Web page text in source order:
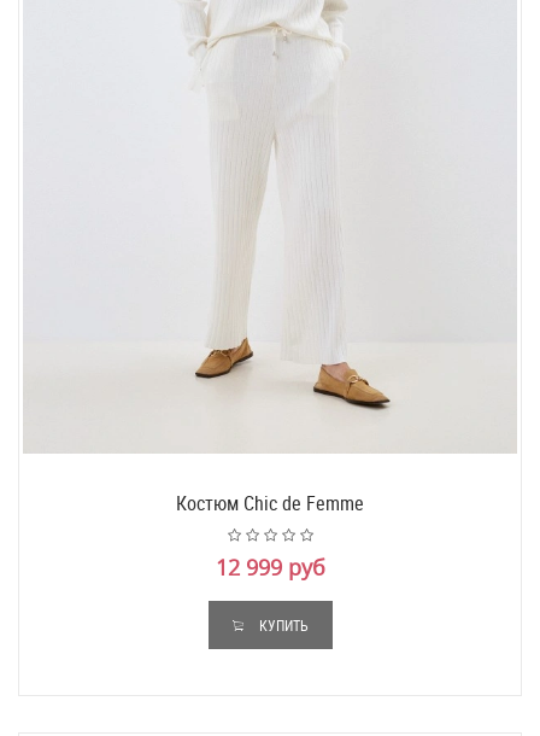
Костюм Chic de Femme
12 999 руб
КУПИТЬ